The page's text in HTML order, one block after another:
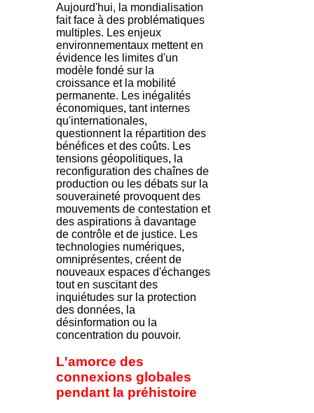
Aujourd'hui, la mondialisation
fait face à des problématiques
multiples. Les enjeux
environnementaux mettent en
évidence les limites d'un
modèle fondé sur la
croissance et la mobilité
permanente. Les inégalités
économiques, tant internes
qu'internationales,
questionnent la répartition des
bénéfices et des coûts. Les
tensions géopolitiques, la
reconfiguration des chaînes de
production ou les débats sur la
souveraineté provoquent des
mouvements de contestation et
des aspirations à davantage
de contrôle et de justice. Les
technologies numériques,
omniprésentes, créent de
nouveaux espaces d'échanges
tout en suscitant des
inquiétudes sur la protection
des données, la
désinformation ou la
concentration du pouvoir.
L'amorce des
connexions globales
pendant la préhistoire